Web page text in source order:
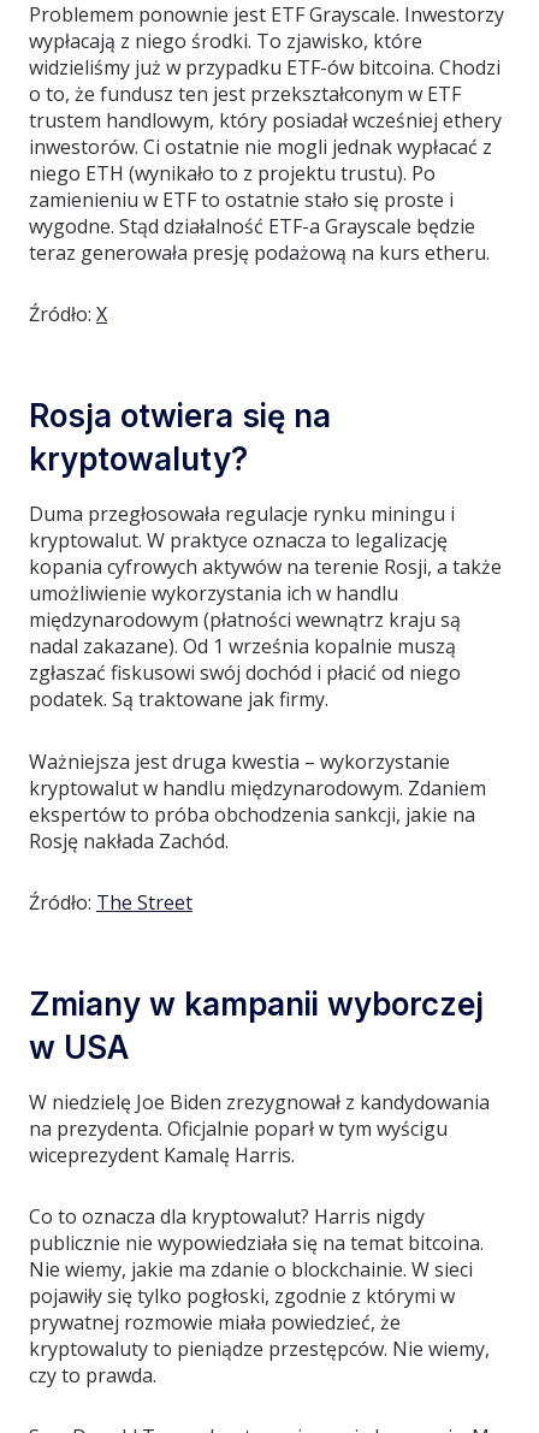
Problemem ponownie jest ETF Grayscale. Inwestorzy
wypłacają z niego środki. To zjawisko, które
widzieliśmy już w przypadku ETF-ów bitcoina. Chodzi
o to, że fundusz ten jest przekształconym w ETF
trustem handlowym, który posiadał wcześniej ethery
inwestorów. Ci ostatnie nie mogli jednak wypłacać z
niego ETH (wynikało to z projektu trustu). Po
zamienieniu w ETF to ostatnie stało się proste i
wygodne. Stąd działalność ETF-a Grayscale będzie
teraz generowała presję podażową na kurs etheru.
Źródło: X
Rosja otwiera się na
kryptowaluty?
Duma przegłosowała regulacje rynku miningu i
kryptowalut. W praktyce oznacza to legalizację
kopania cyfrowych aktywów na terenie Rosji, a także
umożliwienie wykorzystania ich w handlu
międzynarodowym (płatności wewnątrz kraju są
nadal zakazane). Od 1 września kopalnie muszą
zgłaszać fiskusowi swój dochód i płacić od niego
podatek. Są traktowane jak firmy.
Ważniejsza jest druga kwestia – wykorzystanie
kryptowalut w handlu międzynarodowym. Zdaniem
ekspertów to próba obchodzenia sankcji, jakie na
Rosję nakłada Zachód.
Źródło: The Street
Zmiany w kampanii wyborczej
w USA
W niedzielę Joe Biden zrezygnował z kandydowania
na prezydenta. Oficjalnie poparł w tym wyścigu
wiceprezydent Kamalę Harris.
Co to oznacza dla kryptowalut? Harris nigdy
publicznie nie wypowiedziała się na temat bitcoina.
Nie wiemy, jakie ma zdanie o blockchainie. W sieci
pojawiły się tylko pogłoski, zgodnie z którymi w
prywatnej rozmowie miała powiedzieć, że
kryptowaluty to pieniądze przestępców. Nie wiemy,
czy to prawda.